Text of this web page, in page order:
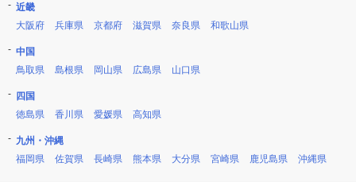
近畿
大阪府
兵庫県 京都府 滋賀県 奈良県 和歌山県
中国
鳥取県
島根県 岡山県 広島県 山口県
四国
徳島県
香川県 愛媛県 高知県
九州・沖縄
福岡県
佐賀県 長崎県 熊本県 大分県 宮崎県 鹿児島県 沖縄県